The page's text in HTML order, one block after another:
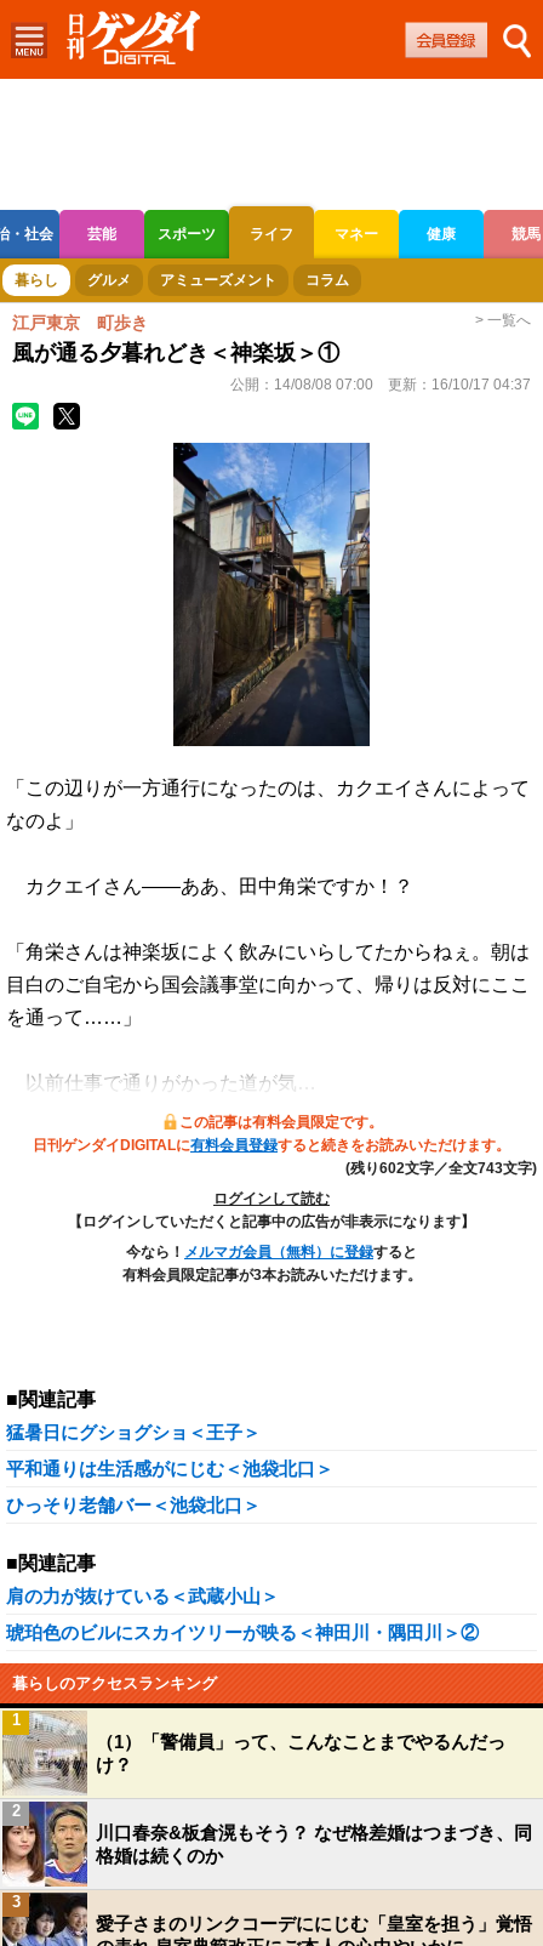
・社会 芸能 スポーツ ライフ マネー 健康 競馬
ボートレース 競輪 オートレース
暮らし グルメ アミューズメント コラム
江戸東京 町歩き > 一覧へ
風が通る夕暮れどき＜神楽坂＞①
公開： 14/08/08 07:00 更新： 16/10/17 04:37
「この辺りが一方通行になったのは、カクエイさんによって
なのよ」
カクエイさん――ああ、田中角栄ですか！？
「角栄さんは神楽坂によく飲みにいらしてたからねぇ。朝は
目白のご自宅から国会議事堂に向かって、帰りは反対にここ
を通って……」
以前仕事で通りがかった道が気…
この記事は有料会員限定です。
日刊ゲンダイDIGITALに有料会員登録すると続きをお読みいただけます。
(残り602文字／全文743文字)
ログインして読む
【ログインしていただくと記事中の広告が非表示になります】
今なら！ メルマガ会員（無料）に登録すると
有料会員限定記事が3本お読みいただけます。
■関連記事
猛暑日にグショグショ＜王子＞
平和通りは生活感がにじむ＜池袋北口＞
ひっそり老舗バー＜池袋北口＞
■関連記事
肩の力が抜けている＜武蔵小山＞
琥珀色のビルにスカイツリーが映る＜神田川・隅田川＞②
暮らしのアクセスランキング
（1）「警備員」って、こんなことまでやるんだっ
け？
1
川口春奈&板倉滉もそう？ なぜ格差婚はつまづき、同
格婚は続くのか
2
愛子さまのリンクコーデににじむ「皇室を担う」覚悟
3